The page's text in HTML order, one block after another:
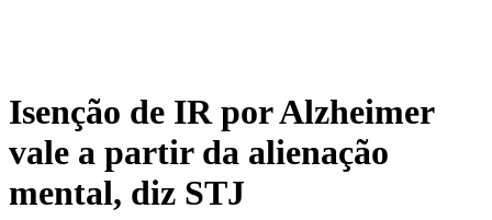
Isenção de IR por Alzheimer
vale a partir da alienação
mental, diz STJ